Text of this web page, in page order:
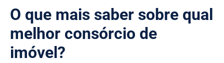
O que mais saber sobre qual
melhor consórcio de
imóvel?